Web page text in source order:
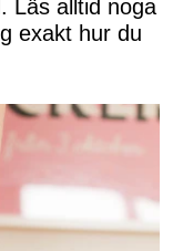
Läs alltid noga
exakt hur du